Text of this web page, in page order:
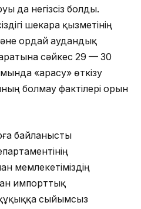
да негізсіз болды.
шекара қызметінің
Қордай аудандық
сәйкес 29 — 30
«Қарасу» өткізу
болмау фактілері орын
байланысты
мемлекетіміздің
импорттық
сыйымсыз